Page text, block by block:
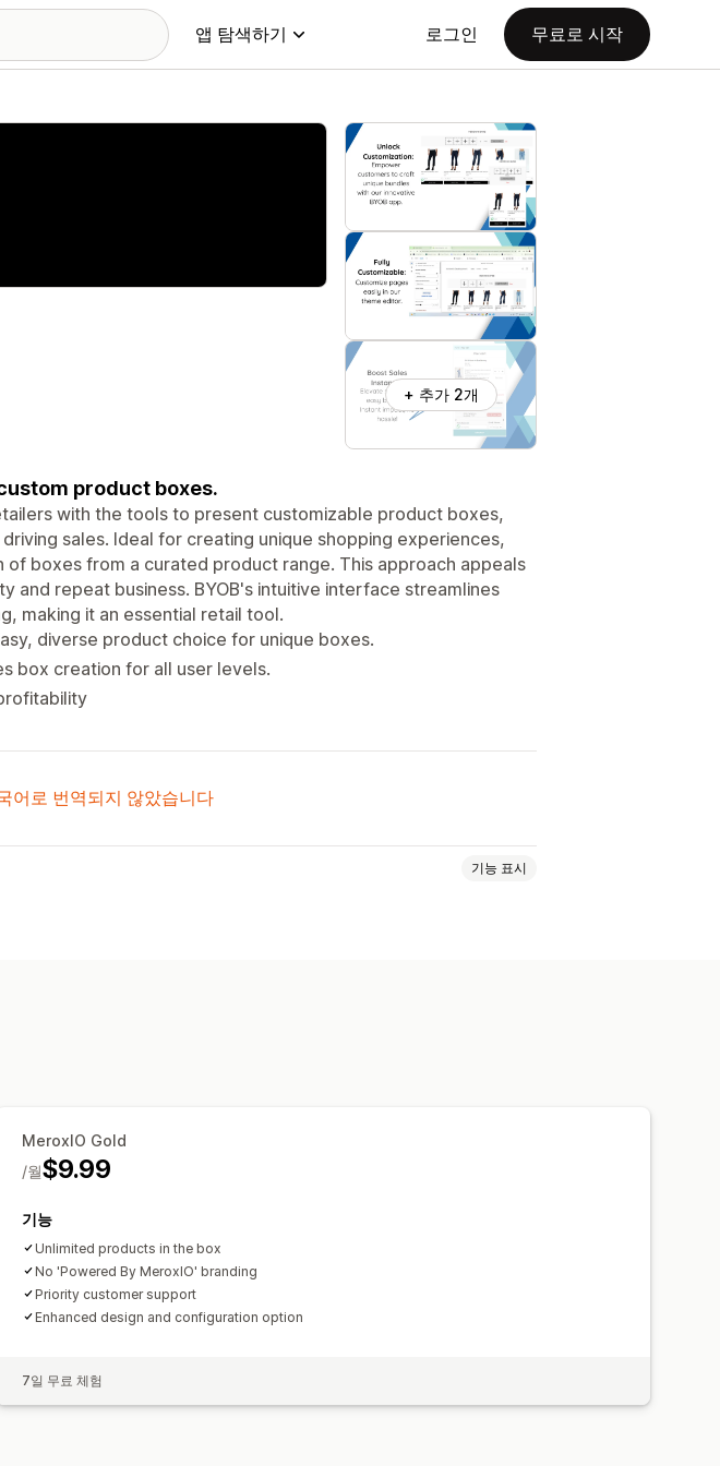
앱 탐색하기 로그인 무료로 시작
+ 추가 2개
product boxes.
with the tools to present customizable product boxes,
sales. Ideal for creating unique shopping experiences,
boxes from a curated product range. This approach appeals
and repeat business. BYOB's intuitive interface streamlines
making it an essential retail tool.
diverse product choice for unique boxes.
box creation for all user levels.
어로 번역되지 않았습니다
기능 표시
MeroxIO Gold
$9.99
/월
기능
Unlimited products in the box
No 'Powered By MeroxIO' branding
Priority customer support
Enhanced design and configuration option
7일 무료 체험